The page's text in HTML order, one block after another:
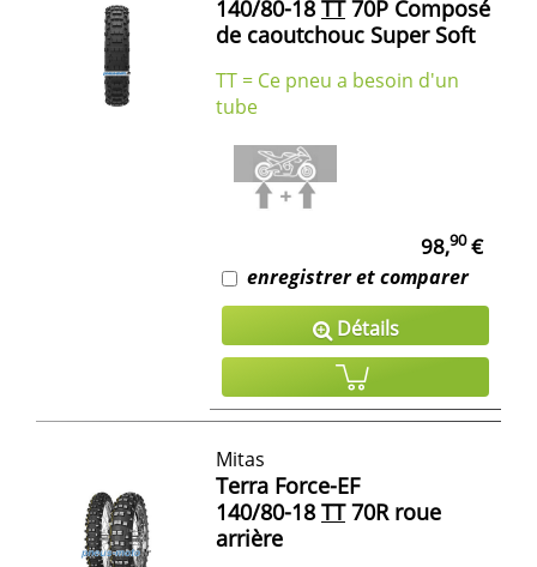
140/80-18 TT70P Composé
de caoutchouc Super Soft
TT = Ce pneu a besoin d'un
tube
98,90€
enregistrer et comparer
Détails
Mitas
Terra Force-EF
140/80-18 TT70R roue
arrière